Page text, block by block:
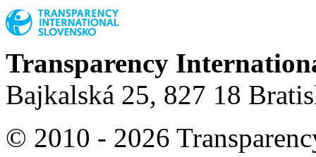
Transparency
Bajkalská 25, 827 18
© 2010 - 2026